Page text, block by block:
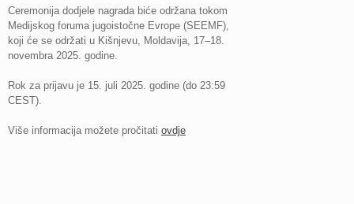
Ceremonija dodjele nagrada biće održana tokom
Medijskog foruma jugoistočne Evrope (SEEMF),
koji će se održati u Kišnjevu, Moldavija, 17–18.
novembra 2025. godine.
Rok za prijavu je 15. juli 2025. godine (do 23:59
CEST).
Više informacija možete pročitati ovdje